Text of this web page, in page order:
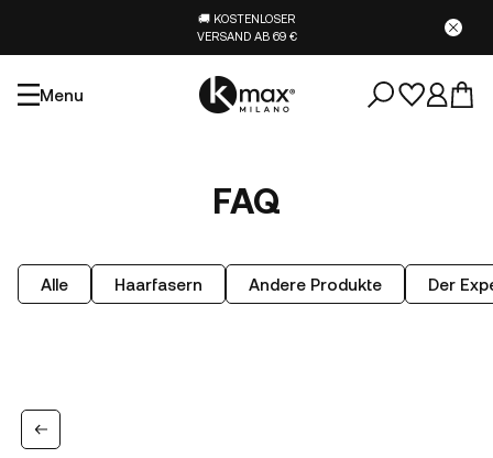
🚚 KOSTENLOSER
VERSAND AB 69 €
Menu
FAQ
Alle Haarfasern Andere Produkte Der